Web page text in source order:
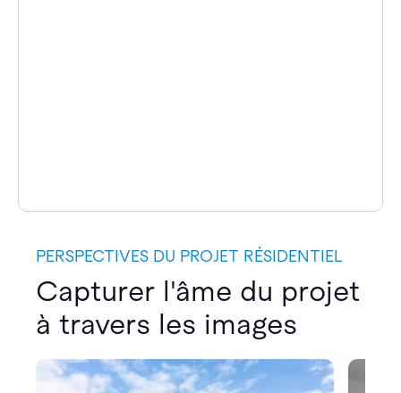
PERSPECTIVES DU PROJET RÉSIDENTIEL
Capturer l'âme du projet
à travers les images